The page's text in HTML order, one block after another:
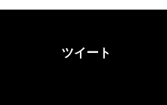
ツイート